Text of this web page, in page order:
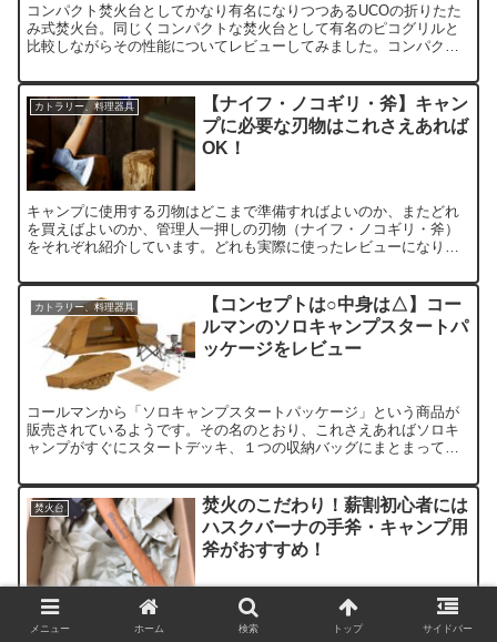
コンパクト焚火台としてかなり有名になりつつあるUCOの折りたた
み式焚火台。同じくコンパクトな焚火台として有名のピコグリルと
比較しながらその性能についてレビューしてみました。コンパクト
です！
カトラリー、料理器具
【ナイフ・ノコギリ・斧】キャン
プに必要な刃物はこれさえあれば
OK！
キャンプに使用する刃物はどこまで準備すればよいのか、またどれ
を買えばよいのか、管理人一押しの刃物（ナイフ・ノコギリ・斧）
をそれぞれ紹介しています。どれも実際に使ったレビューになりま
カトラリー、料理器具
【コンセプトは○中身は△】コー
ルマンのソロキャンプスタートパ
ッケージをレビュー
コールマンから「ソロキャンプスタートパッケージ」という商品が
販売されているようです。その名のとおり、これさえあればソロキ
ャンプがすぐにスタートデッキ、１つの収納バッグにまとまってい
します。
焚火台
焚火のこだわり！薪割初心者には
ハスクバーナの手斧・キャンプ用
斧がおすすめ！
初心者にオススメの薪割用手斧・キャンプ用斧のハスクバーナをご
紹介します。お値段もお安いのに、しっかりとした品質、重厚なデ
メニュー ホーム 検索 トップ サイドバー